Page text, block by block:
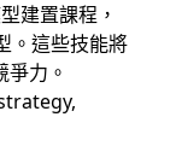
建置課程，
。這些技能將
爭力。